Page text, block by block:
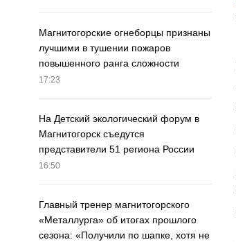
Магнитогорские огнеборцы признаны
лучшими в тушении пожаров
повышенного ранга сложности
17:23
На Детский экологический форум в
Магнитогорск съедутся
представители 51 региона России
16:50
Главный тренер магнитогорского
«Металлурга» об итогах прошлого
сезона: «Получили по шапке, хотя не